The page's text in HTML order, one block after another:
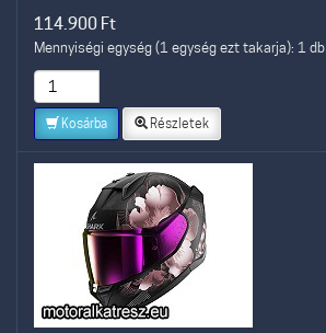
114.900 Ft
Mennyiségi egység (1 egység ezt takarja): 1 db
Kosárba Részletek